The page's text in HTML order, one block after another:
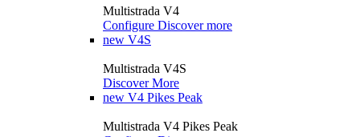
Multistrada V4
Configure Discover more
new V4S
Multistrada V4S
Discover More
new V4 Pikes Peak
Multistrada V4 Pikes Peak